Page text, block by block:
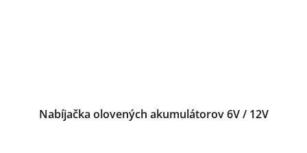
Nabíjačka olovených akumulátorov 6V / 12V